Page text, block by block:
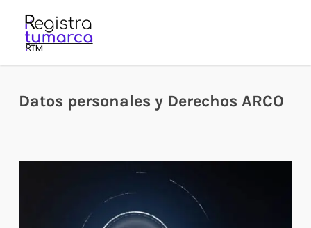
Datos personales y Derechos ARCO